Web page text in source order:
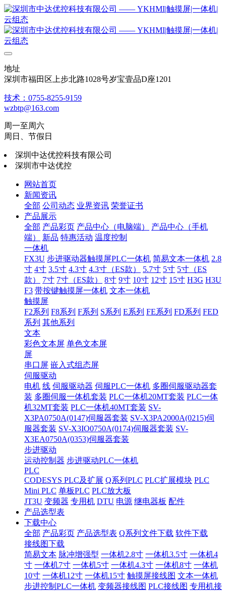
地址
深圳市福田区上步北路1028号岁宝壹品D座1201
技术：0755-8255-9159
wzbtp@163.com
周一至周六
周日、节假日
深圳中达优控科技有限公司
深圳市中达优控
网站首页
新闻资讯
全部 公司动态 业界资讯 荣誉证书
产品展示
全部 产品彩页 产品中心（电脑端）
产品中心（手机
端）
新品 特惠活动 温度控制
一体机
FX3U 步进驱动器触摸屏PLC一体机 简易文本一体机 2.8
寸 4寸 3.5寸 4.3寸 4.3寸（ES款） 5.7寸 5寸 5寸（ES
款）
7寸 7寸（ES款） 8寸 9寸 10寸 12寸 15寸 H3G H3U
F3 带按键触摸屏一体机 文本一体机
触摸屏
F2系列 F8系列 F系列 S系列 E系列 FE系列 FD系列 FED
系列 其他系列
文本
彩色文本屏 单色文本屏
屏
串口屏 嵌入式组态屏
伺服驱动
电机 线 伺服驱动器 伺服PLC一体机 多圈伺服驱动器套
装 多圈伺服一体机套装 PLC一体机20MT套装 PLC一体
机32MT套装 PLC一体机40MT套装 SV-
X3PA0750A(0147)伺服器套装 SV-X3PA2000A(0215)伺
服器套装 SV-X3IO0750A(0174)伺服器套装 SV-
X3EA0750A(0353)伺服器套装
步进驱动
运动控制器 步进驱动PLC一体机
PLC
CODESYS PLC及扩展 Q系列PLC PLC扩展模块 PLC
Mini PLC 单板PLC PLC放大板
JT3U 变频器 专用机 DTU 电源 继电器板 配件
产品选型表
下载中心
全部 产品彩页 产品选型表 Q系列文件下载 软件下载
接线图下载
简易文本 脉冲增强型 一体机2.8寸 一体机3.5寸 一体机4
寸 一体机7寸 一体机5寸 一体机4.3寸 一体机8寸 一体机
10寸 一体机12寸 一体机15寸 触摸屏接线图 文本一体机
步进控制PLC一体机 变频器接线图 PLC接线图 专用机接